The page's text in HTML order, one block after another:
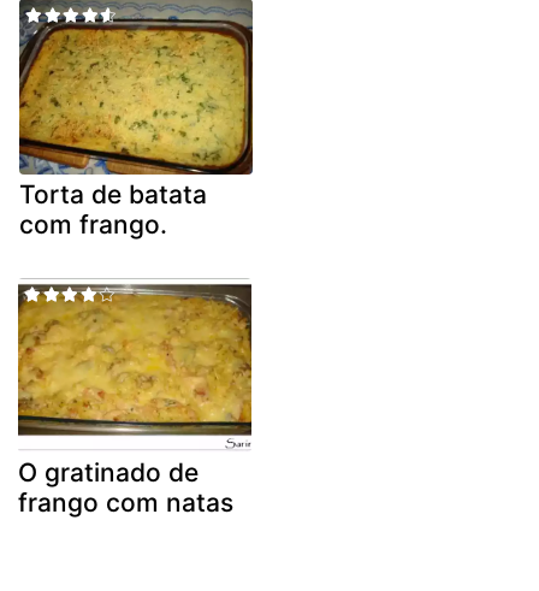
Torta de batata
com frango.
O gratinado de
frango com natas